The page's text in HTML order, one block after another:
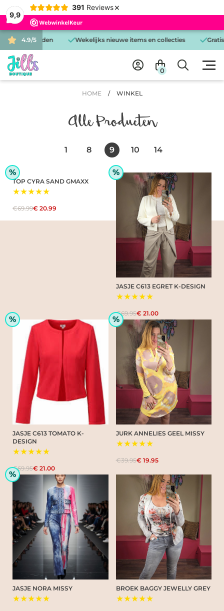
9,9
391 Reviews ×
4.9/5 Wekelijks nieuwe items en collecties Gratis
0
HOME / WINKEL
Alle Producten
1 8 9 10 14
%
TOP CYRA SAND GMAXX
★★★★★
€69.99€ 20.99
%
JASJE C613 EGRET K-DESIGN
★★★★★
€69.95€ 21.00
%
JASJE C613 TOMATO K-
DESIGN
★★★★★
€69.95€ 21.00
%
JURK ANNELIES GEEL MISSY
★★★★★
€39.95€ 19.95
%
JASJE NORA MISSY
★★★★★
BROEK BAGGY JEWELLY GREY
★★★★★